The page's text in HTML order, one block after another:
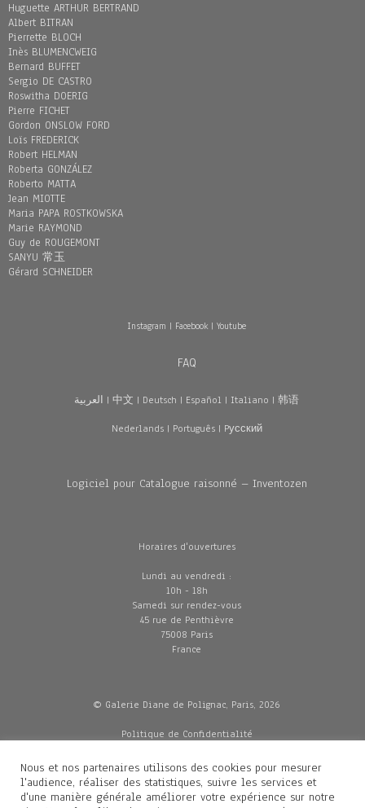
Huguette ARTHUR BERTRAND
Albert BITRAN
Pierrette BLOCH
Inès BLUMENCWEIG
Bernard BUFFET
Sergio DE CASTRO
Roswitha DOERIG
Pierre FICHET
Gordon ONSLOW FORD
Loïs FREDERICK
Robert HELMAN
Roberta GONZÁLEZ
Roberto MATTA
Jean MIOTTE
Maria PAPA ROSTKOWSKA
Marie RAYMOND
Guy de ROUGEMONT
SANYU 常玉
Gérard SCHNEIDER
Instagram | Facebook| Youtube
FAQ
العربية | 中文 | Deutsch | Español | Italiano | 韩语
Nederlands| Português| Pусский
Logiciel pour Catalogue raisonné – Inventozen
Horaires d'ouvertures
Lundi au vendredi :
10h - 18h
Samedi sur rendez-vous
45 rue de Penthièvre
75008 Paris
France
© Galerie Diane de Polignac, Paris, 2026
Politique de Confidentialité
Mentions légales
Livraisons
Nous et nos partenaires utilisons des cookies pour mesurer
l'audience, réaliser des statistiques, suivre les services et
d'une manière générale améliorer votre expérience sur notre